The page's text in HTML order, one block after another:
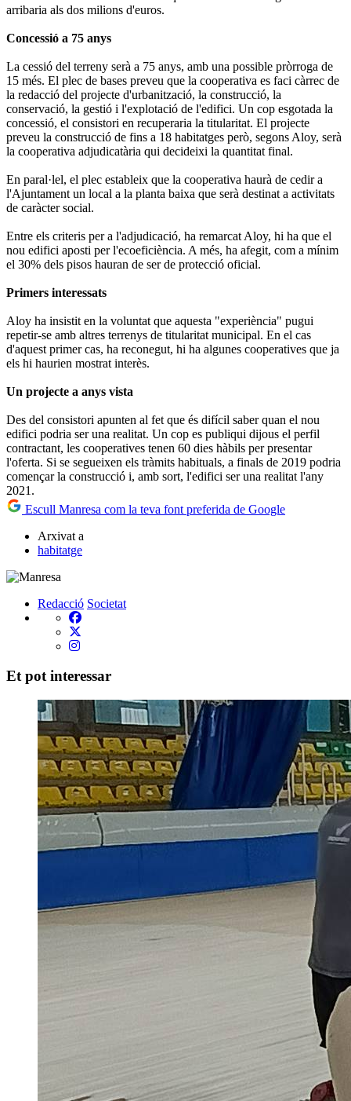
arribaria als dos milions d'euros.
Concessió a 75 anys
La cessió del terreny serà a 75 anys, amb una possible pròrroga de
15 més. El plec de bases preveu que la cooperativa es faci càrrec de
la redacció del projecte d'urbanització, la construcció, la
conservació, la gestió i l'explotació de l'edifici. Un cop esgotada la
concessió, el consistori en recuperaria la titularitat. El projecte
preveu la construcció de fins a 18 habitatges però, segons Aloy, serà
la cooperativa adjudicatària qui decideixi la quantitat final.
En paral·lel, el plec estableix que la cooperativa haurà de cedir a
l'Ajuntament un local a la planta baixa que serà destinat a activitats
de caràcter social.
Entre els criteris per a l'adjudicació, ha remarcat Aloy, hi ha que el
nou edifici aposti per l'ecoeficiència. A més, ha afegit, com a mínim
el 30% dels pisos hauran de ser de protecció oficial.
Primers interessats
Aloy ha insistit en la voluntat que aquesta "experiència" pugui
repetir-se amb altres terrenys de titularitat municipal. En el cas
d'aquest primer cas, ha reconegut, hi ha algunes cooperatives que ja
els hi haurien mostrat interès.
Un projecte a anys vista
Des del consistori apunten al fet que és difícil saber quan el nou
edifici podria ser una realitat. Un cop es publiqui dijous el perfil
contractant, les cooperatives tenen 60 dies hàbils per presentar
l'oferta. Si se segueixen els tràmits habituals, a finals de 2019 podria
començar la construcció i, amb sort, l'edifici ser una realitat l'any
2021.
Escull Manresa com la teva font preferida de Google
Arxivat a
habitatge
Redacció Societat
Et pot interessar